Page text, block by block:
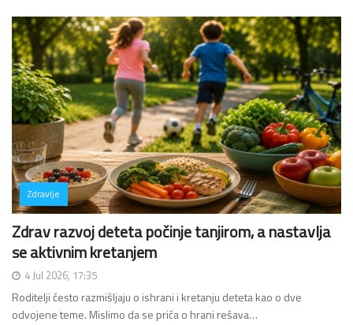
Zdravlje
Zdrav razvoj deteta počinje tanjirom, a nastavlja
se aktivnim kretanjem
4 Jul 2026, 17:35
Roditelji često razmišljaju o ishrani i kretanju deteta kao o dve
odvojene teme. Mislimo da se priča o hrani rešava…